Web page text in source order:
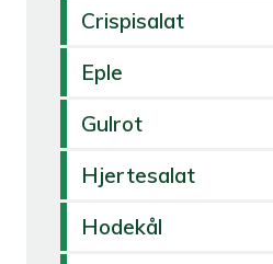
Crispisalat
Eple
Gulrot
Hjertesalat
Hodekål